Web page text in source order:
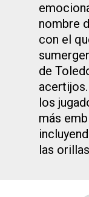
nombre
con el
de
los
más
las